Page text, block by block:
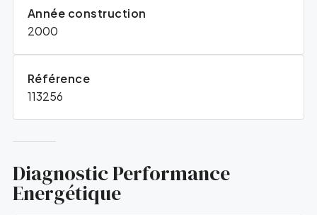
Année construction
2000
Référence
113256
Diagnostic Performance
Energétique